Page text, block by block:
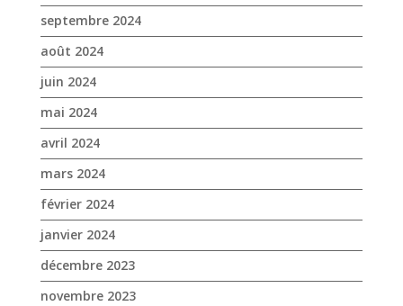
septembre 2024
août 2024
juin 2024
mai 2024
avril 2024
mars 2024
février 2024
janvier 2024
décembre 2023
novembre 2023